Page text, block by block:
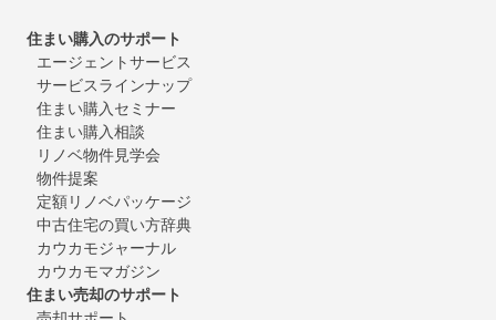
住まい購入のサポート
エージェントサービス
サービスラインナップ
住まい購入セミナー
住まい購入相談
リノベ物件見学会
物件提案
定額リノベパッケージ
中古住宅の買い方辞典
カウカモジャーナル
カウカモマガジン
住まい売却のサポート